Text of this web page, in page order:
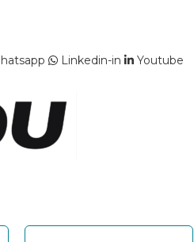
Linkedin-in Youtube